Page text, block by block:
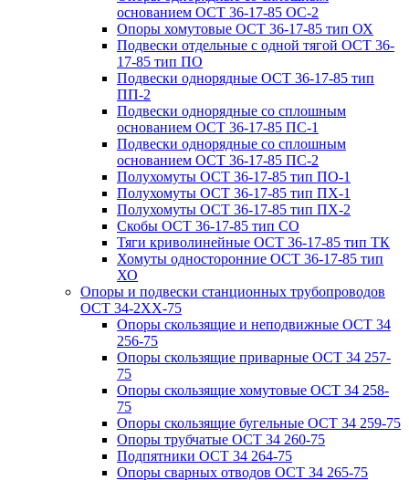
основанием ОСТ 36-17-85 ОС-2
Опоры хомутовые ОСТ 36-17-85 тип ОХ
Подвески отдельные с одной тягой ОСТ 36-
17-85 тип ПО
Подвески однорядные ОСТ 36-17-85 тип
ПП-2
Подвески однорядные со сплошным
основанием ОСТ 36-17-85 ПС-1
Подвески однорядные со сплошным
основанием ОСТ 36-17-85 ПС-2
Полухомуты ОСТ 36-17-85 тип ПО-1
Полухомуты ОСТ 36-17-85 тип ПХ-1
Полухомуты ОСТ 36-17-85 тип ПХ-2
Скобы ОСТ 36-17-85 тип СО
Тяги криволинейные ОСТ 36-17-85 тип ТК
Хомуты односторонние ОСТ 36-17-85 тип
ХО
Опоры и подвески станционных трубопроводов
ОСТ 34-2XX-75
Опоры скользящие и неподвижные ОСТ 34
256-75
Опоры скользящие приварные ОСТ 34 257-
75
Опоры скользящие хомутовые ОСТ 34 258-
75
Опоры скользящие бугельные ОСТ 34 259-75
Опоры трубчатые ОСТ 34 260-75
Подпятники ОСТ 34 264-75
Опоры сварных отводов ОСТ 34 265-75